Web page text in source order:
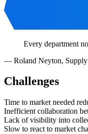
Every department
— Roland Neyton,
Challenges
Time to market needed
Inefficient collaboration
Lack of visibility into
Slow to react to market